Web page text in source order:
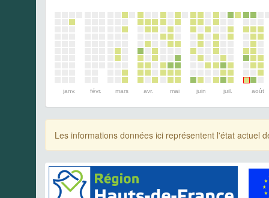
janv. févr. mars avr. mai juin juil. août
Les informations données ici représentent l'état actuel